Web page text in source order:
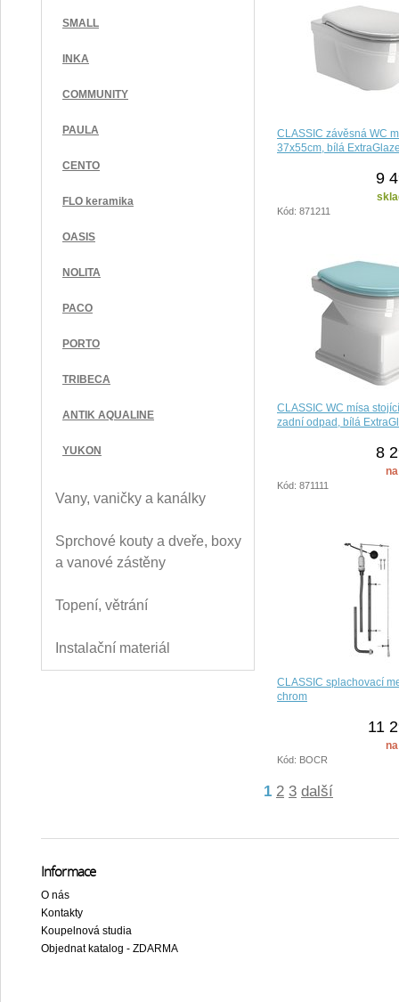
SMALL
INKA
COMMUNITY
PAULA
CENTO
FLO keramika
OASIS
NOLITA
PACO
PORTO
TRIBECA
ANTIK AQUALINE
YUKON
Vany, vaničky a kanálky
Sprchové kouty a dveře, boxy
a vanové zástěny
Topení, větrání
Instalační materiál
CLASSIC závěsná WC
37x55cm, bílá
9
Kód: 871211
CLASSIC WC mísa
zadní odpad, bílá
8
Kód: 871111
CLASSIC splachovací
chrom
11
Kód: BOCR
1 2 3 další
Informace
O nás
Kontakty
Koupelnová studia
Objednat katalog - ZDARMA